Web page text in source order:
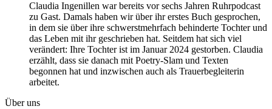
Claudia Ingenillen war bereits vor sechs Jahren Ruhrpodcast
zu Gast. Damals haben wir über ihr erstes Buch gesprochen,
in dem sie über ihre schwerstmehrfach behinderte Tochter und
das Leben mit ihr geschrieben hat. Seitdem hat sich viel
verändert: Ihre Tochter ist im Januar 2024 gestorben. Claudia
erzählt, dass sie danach mit Poetry-Slam und Texten
begonnen hat und inzwischen auch als Trauerbegleiterin
arbeitet.
Über uns